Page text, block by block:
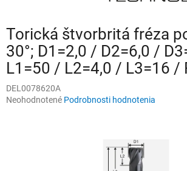
Torická štvorbritá fréza
30°; D1=2,0 / D2=6,0 /
L1=50 / L2=4,0 / L3=16 /
DEL0078620A
Priemerné
Neohodnotené Podrobnosti hodnotenia